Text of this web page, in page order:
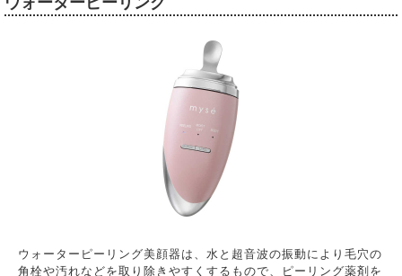
ウォーターピーリング美顔器は、水と超音波の振動により毛穴の
角栓や汚れなどを取り除きやすくするもので、ピーリング薬剤を